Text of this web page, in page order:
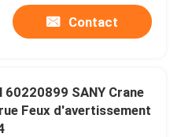
Contact
60220899 SANY Crane
Feux d'avertissement